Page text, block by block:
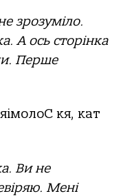
зрозуміло.
А ось сторінка
Перше
кя, кат
Ви не
Мені